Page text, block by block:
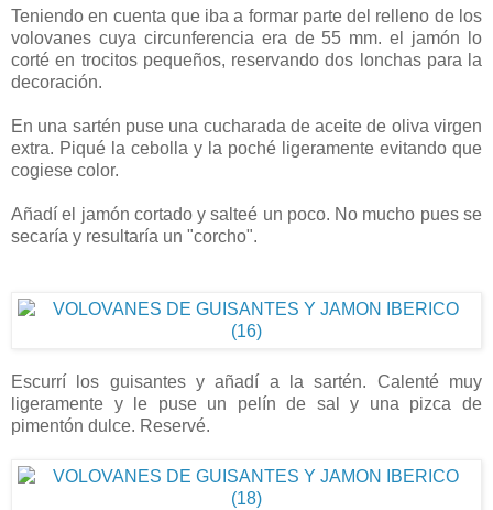
Teniendo en cuenta que iba a formar parte del relleno de los
volovanes cuya circunferencia era de 55 mm. el jamón lo
corté en trocitos pequeños, reservando dos lonchas para la
decoración.
En una sartén puse una cucharada de aceite de oliva virgen
extra. Piqué la cebolla y la poché ligeramente evitando que
cogiese color.
Añadí el jamón cortado y salteé un poco. No mucho pues se
secaría y resultaría un "corcho".
Escurrí los guisantes y añadí a la sartén. Calenté muy
ligeramente y le puse un pelín de sal y una pizca de
pimentón dulce. Reservé.